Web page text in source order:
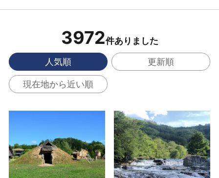
3972件ありました
人気順 更新順
現在地から近い順
大川七滝 の詳細はこち
ら